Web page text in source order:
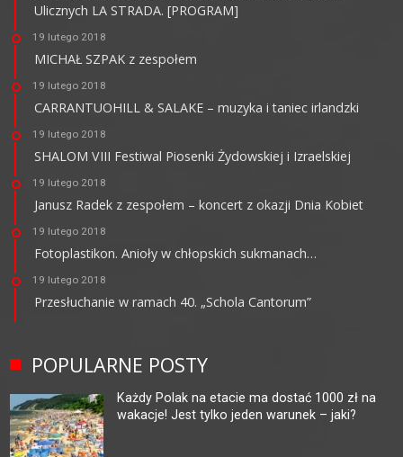
Ulicznych LA STRADA. [PROGRAM]
19 lutego 2018
MICHAŁ SZPAK z zespołem
19 lutego 2018
CARRANTUOHILL & SALAKE – muzyka i taniec irlandzki
19 lutego 2018
SHALOM VIII Festiwal Piosenki Żydowskiej i Izraelskiej
19 lutego 2018
Janusz Radek z zespołem – koncert z okazji Dnia Kobiet
19 lutego 2018
Fotoplastikon. Anioły w chłopskich sukmanach…
19 lutego 2018
Przesłuchanie w ramach 40. „Schola Cantorum”
POPULARNE POSTY
Każdy Polak na etacie ma dostać 1000 zł na
wakacje! Jest tylko jeden warunek – jaki?